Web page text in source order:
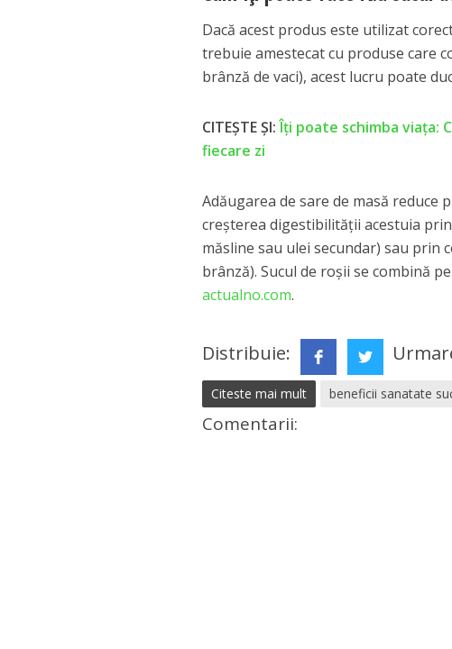
Dacă acest produs este utilizat
trebuie amestecat cu produse care
brânză de vaci), acest lucru poate
CITEȘTE ȘI:Îţi poate schimba viaţa:
fiecare zi
Adăugarea de sare de masă
creșterea digestibilității acestuia
măsline sau ulei secundar) sau prin
brânză). Sucul de roșii se combină
actualno.com.
Distribuie:
Citeste mai mult beneficii sanatate
Comentarii: